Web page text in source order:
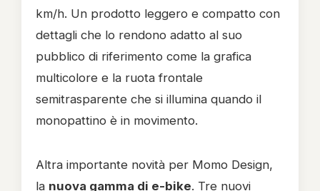
km/h. Un prodotto leggero e compatto con
dettagli che lo rendono adatto al suo
pubblico di riferimento come la grafica
multicolore e la ruota frontale
semitrasparente che si illumina quando il
monopattino è in movimento.
Altra importante novità per Momo Design,
la nuova gamma di e-bike. Tre nuovi